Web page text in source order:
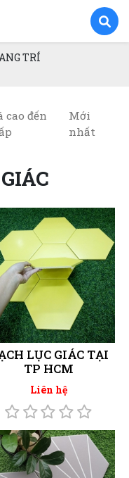
TRÍ
cao đến
Mới
nhất
LỤC GIÁC TẠI
TP HCM
Liên hệ